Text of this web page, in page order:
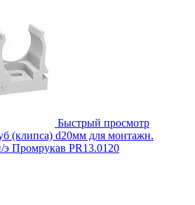
Быстрый просмотр
(клипса) d20мм для монтажн.
э Промрукав PR13.0120